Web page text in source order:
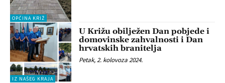
OPĆINA KRIŽ
IZ NAŠEG KRAJA
U Križu obilježen Dan pobjede i
domovinske zahvalnosti i Dan
hrvatskih branitelja
Petak, 2. kolovoza 2024.